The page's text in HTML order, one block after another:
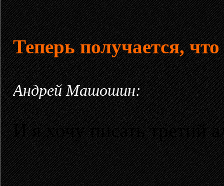
Теперь получается,
Андрей Машошин:
И я хочу писать третий